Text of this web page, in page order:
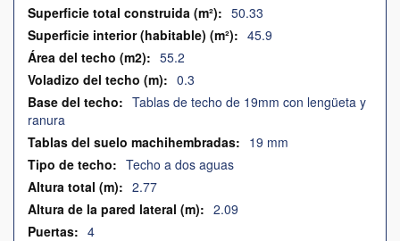
50.33
45.9
55.2
0.3
Tablas de techo de 19mm con lengüeta y
ranura
19 mm
Techo a dos aguas
2.77
2.09
4